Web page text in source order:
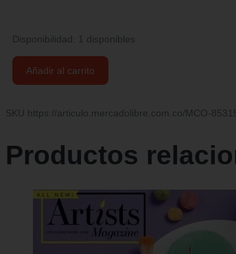
Disponibilidad: 1 disponibles
Revista
|
En
Añadir al carrito
SKU https://articulo.mercadolibre.com.co/MCO-
Productos